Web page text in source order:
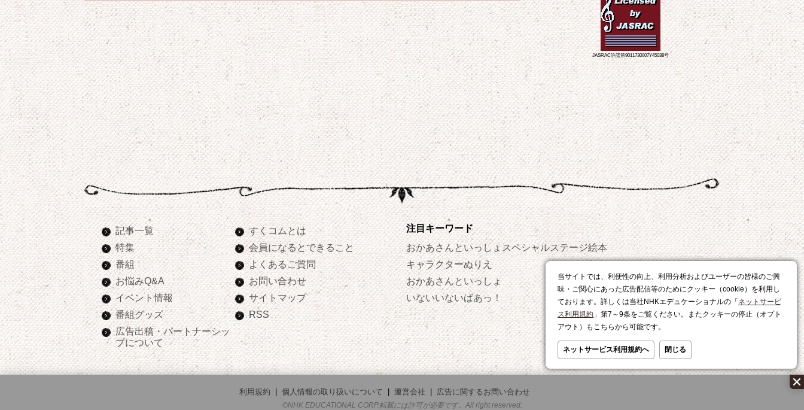
当サイトでは、利便性の向上、利用分析およびユーザーの皆様のご興
味・ご関心にあった広告配信等のためにクッキー（cookie）を利用し
ております。詳しくは当社NHKエデュケーショナルの「 ネットサービ
ス利用規約 」第7～9条をご覧ください。またクッキーの停止（オプト
アウト）もこちらから可能です。
ネットサービス利用規約へ 閉じる
JASRAC許諾第9011730007Y45038号
記事一覧
特集
番組
お悩みQ&A
イベント情報
番組グッズ
広告出稿・パートナーシッ
プについて
すくコムとは
会員になるとできること
よくあるご質問
お問い合わせ
サイトマップ
RSS
注目キーワード
おかあさんといっしょスペシャルステージ
キャラクターぬりえ
おかあさんといっしょ
いないいないばあっ！
絵本
おやつ
レシピ
利用規約 個人情報の取り扱いについて 運営会社
広告に関するお問い合わせ
©NHK EDUCATIONAL CORP.転載には許可が必要です。All right reserved.